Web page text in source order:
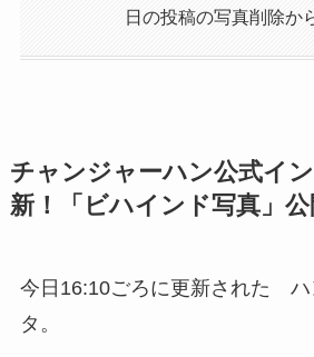
日の投稿の写真削除か
チャンジャーハン公式イ
新！「ビハインド写真」公
今日16:10ごろに更新された ハ
タ。